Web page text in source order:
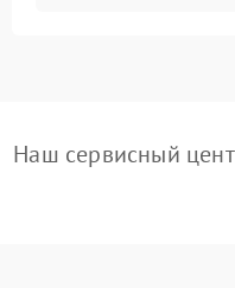
Наш сервисный